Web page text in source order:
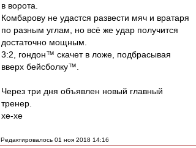
в ворота.
Комбарову не удастся развести мяч и вратаря
по разным углам, но всё же удар получится
достаточно мощным.
3:2, гондон™ скачет в ложе, подбрасывая
вверх бейсболку™.
Через три дня объявлен новый главный
тренер.
хе-хе
Редактировалось 01 ноя 2018 14:16